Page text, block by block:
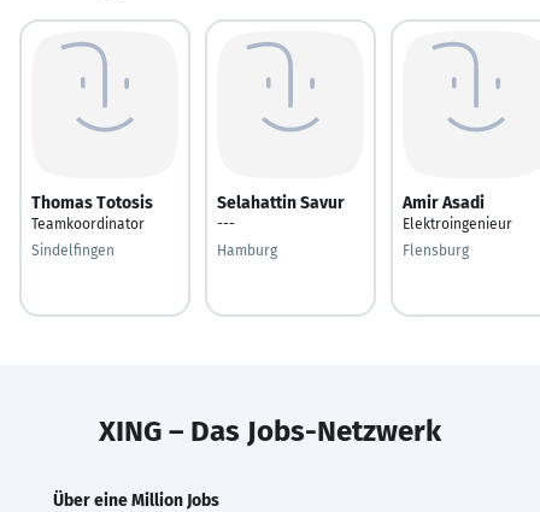
Thomas Totosis
Teamkoordinator
Sindelfingen
Selahattin Savur
---
Hamburg
Amir Asadi
Elektroingenieur
Flensburg
XING – Das Jobs-Netzwerk
Über eine Million Jobs